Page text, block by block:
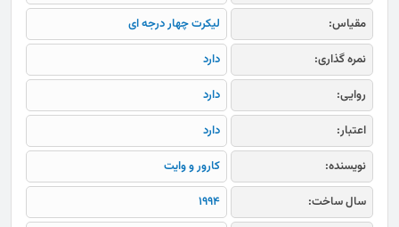
مقیاس:
لیکرت چهار درجه ای
نمره گذاری:
دارد
روایی:
دارد
اعتبار:
دارد
نویسنده:
کارور و وایت
سال ساخت:
1994